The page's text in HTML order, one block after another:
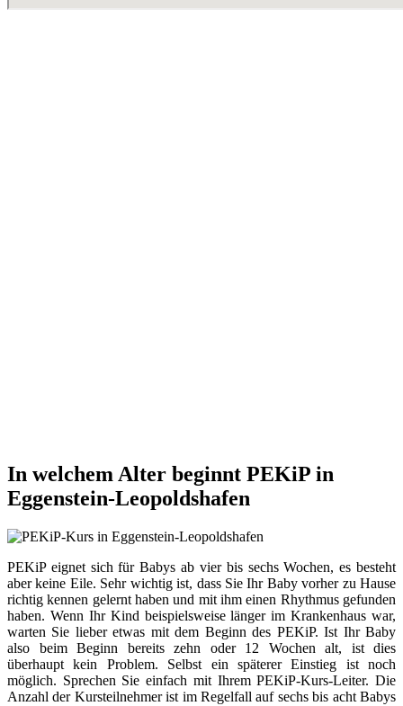
In welchem Alter beginnt PEKiP in
Eggenstein-Leopoldshafen
PEKiP eignet sich für Babys ab vier bis sechs Wochen, es besteht
aber keine Eile. Sehr wichtig ist, dass Sie Ihr Baby vorher zu Hause
richtig kennen gelernt haben und mit ihm einen Rhythmus gefunden
haben. Wenn Ihr Kind beispielsweise länger im Krankenhaus war,
warten Sie lieber etwas mit dem Beginn des PEKiP. Ist Ihr Baby
also beim Beginn bereits zehn oder 12 Wochen alt, ist dies
überhaupt kein Problem. Selbst ein späterer Einstieg ist noch
möglich. Sprechen Sie einfach mit Ihrem PEKiP-Kurs-Leiter. Die
Anzahl der Kursteilnehmer ist im Regelfall auf sechs bis acht Babys